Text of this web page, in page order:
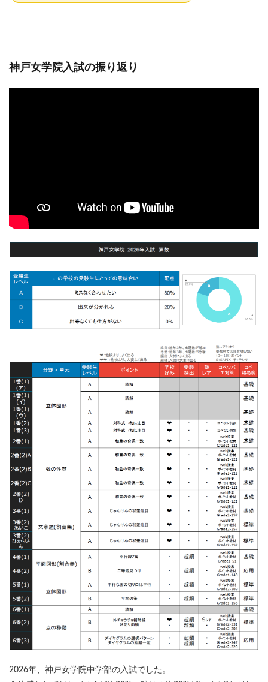
神戸女学院入試の振り返り
2026年、神戸女学院中学部の入試でした。